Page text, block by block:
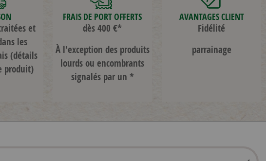
et
les
(détails
produit)
FRAIS DE PORT OFFERTS
dès 400 €*
À l'exception des produits
lourds ou encombrants
signalés par un *
AVANTAGES CLIENT
Fidélité
parrainage